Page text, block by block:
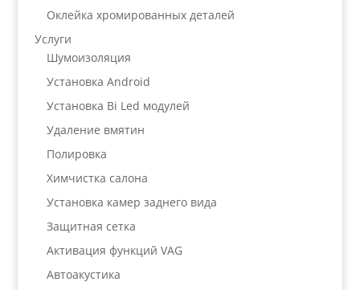
Оклейка хромированных деталей
Услуги
Шумоизоляция
Установка Android
Установка Bi Led модулей
Удаление вмятин
Полировка
Химчистка салона
Установка камер заднего вида
Защитная сетка
Активация функций VAG
Автоакустика